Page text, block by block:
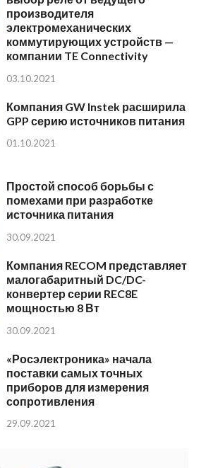
производителя
электромеханических
коммутирующих устройств —
компании TE Connectivity
03.10.2021
Компания GW Instek расширила
GPP серию источников питания
01.10.2021
Простой способ борьбы с
помехами при разработке
источника питания
30.09.2021
Компания RECOM представляет
малогабаритный DC/DC-
конвертер серии REC8E
мощностью 8 Вт
30.09.2021
«Росэлектроника» начала
поставки самых точных
приборов для измерения
сопротивления
29.09.2021